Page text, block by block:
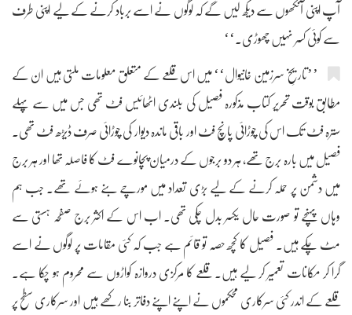
آپ اپنی آنکھوں سے دیکھ لیں گے کہ لوگوں نے اسے برباد کرنے کے لیے اپنی طرف
سے کوئی کسر نہیں چھوڑی۔‘‘
’’تاریخِ سرزمین خانیوال‘‘ میں اس قلعے کے متعلق معلومات ملتی ہیں ان کے
مطابق بوقت تحریر کتاب مذکورہ فصیل کی بلندی اٹھائیس فٹ تھی جس میں سے پہلے
سترہ فٹ تک اس کی چوڑائی پانچ فٹ اور باقی ماندہ دیوار کی چوڑائی صرف ڈیڑھ فٹ تھی۔
فصیل میں بارہ برج تھے، ہر دو برجوں کے درمیان پچانوے فٹ کا فاصلہ تھا اور ہر برج
میں دشمن پر حملہ کرنے کے لیے بڑی تعداد میں مورچے بنے ہوئے تھے۔ جب ہم
وہاں پہنچے تو صورت حال یکسر بدل چکی تھی۔ اب اس کے اکثر برج صفحہ ہستی سے
مٹ چکے ہیں۔ فصیل کا کچھ حصہ تو قائم ہے جب کہ کئی مقامات پر لوگوں نے اسے
گرا کر مکانات تعمیر کر لیے ہیں۔ قلعے کا مرکزی دروازہ کواڑوں سے محروم ہو چکا ہے۔
قلعے کے اندر کئی سرکاری محکموں نے اپنے اپنے دفاتر بنا رکھے ہیں اور سرکاری سطح پر